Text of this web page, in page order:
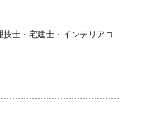
士・宅建士・インテリアコ